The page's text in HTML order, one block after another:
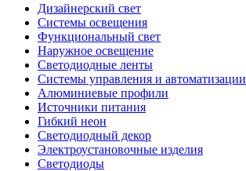
Дизайнерский свет
Системы освещения
Функциональный свет
Наружное освещение
Светодиодные ленты
Системы управления и автоматизации
Алюминиевые профили
Источники питания
Гибкий неон
Светодиодный декор
Электроустановочные изделия
Светодиоды